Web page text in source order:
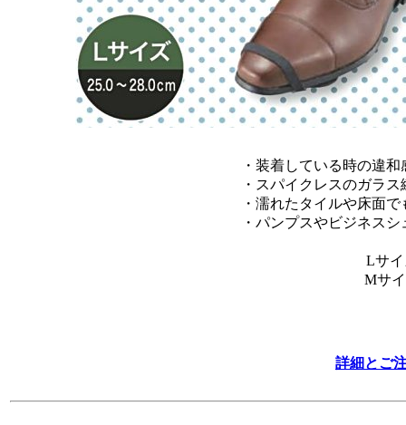
・装着している時の違
・スパイクレスのガラ
・濡れたタイルや床面
・パンプスやビジネス
Lサイ
Mサ
詳細とご